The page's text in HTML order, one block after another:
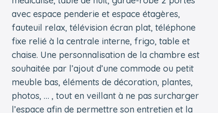
avec espace penderie et espace étagères,
fauteuil relax, télévision écran plat, téléphone
fixe relié à la centrale interne, frigo, table et
chaise. Une personnalisation de la chambre est
souhaitée par l’ajout d’une commode ou petit
meuble bas, éléments de décoration, plantes,
photos, … , tout en veillant à ne pas surcharger
l’espace afin de permettre son entretien et la